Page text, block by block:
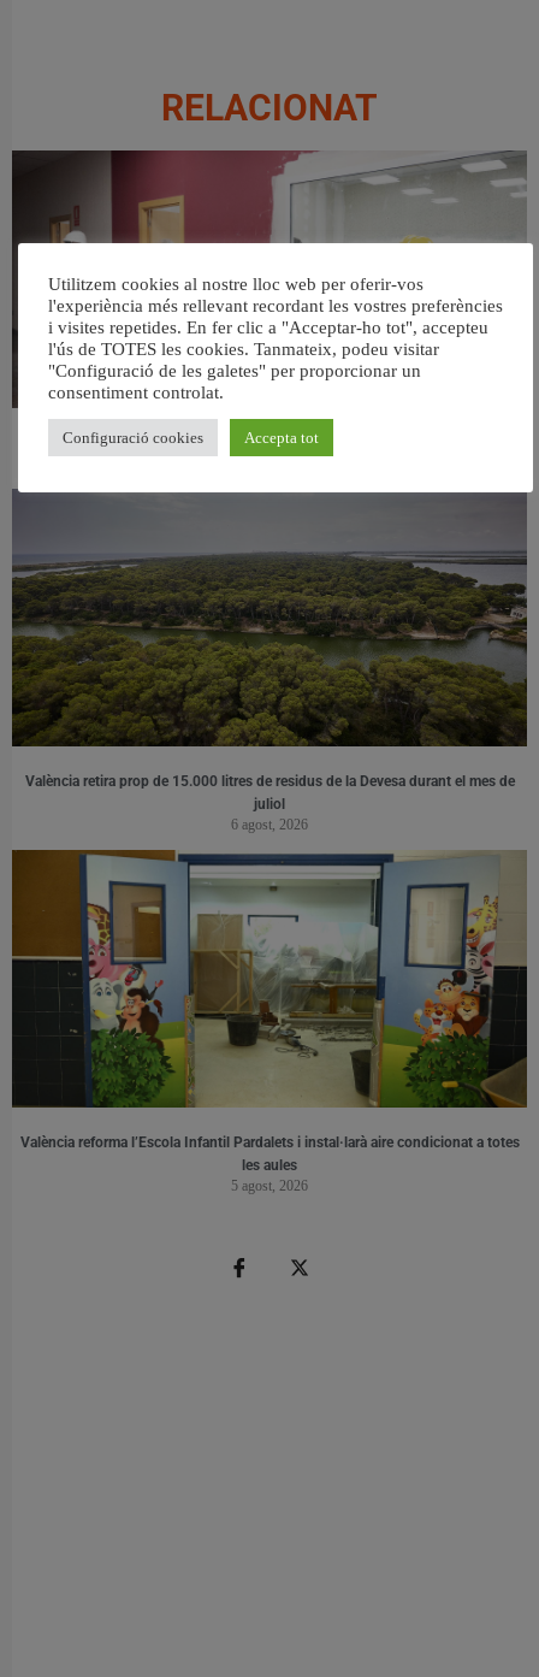
RELACIONAT
València ultima el nou centre per a persones majors del barri de Sant Antoni
València retira prop de 15.000 litres de residus de la Devesa durant el mes de
juliol
6 agost, 2026
València reforma l’Escola Infantil Pardalets i instal·larà aire condicionat a totes
les aules
5 agost, 2026
Utilitzem cookies al nostre lloc web per oferir-vos
l'experiència més rellevant recordant les vostres preferències
i visites repetides. En fer clic a "Acceptar-ho tot", accepteu
l'ús de TOTES les cookies. Tanmateix, podeu visitar
"Configuració de les galetes" per proporcionar un
consentiment controlat.
Configuració cookies Accepta tot